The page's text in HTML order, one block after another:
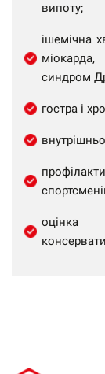
випоту;
ішемічна
синдром
гостра і
оцінка